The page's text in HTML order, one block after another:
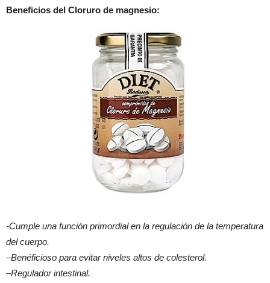
Beneficios del Cloruro de magnesio:
-Cumple una función primordial en la regulación de la temperatura
del cuerpo.
–Benéficioso para evitar niveles altos de colesterol.
–Regulador intestinal.